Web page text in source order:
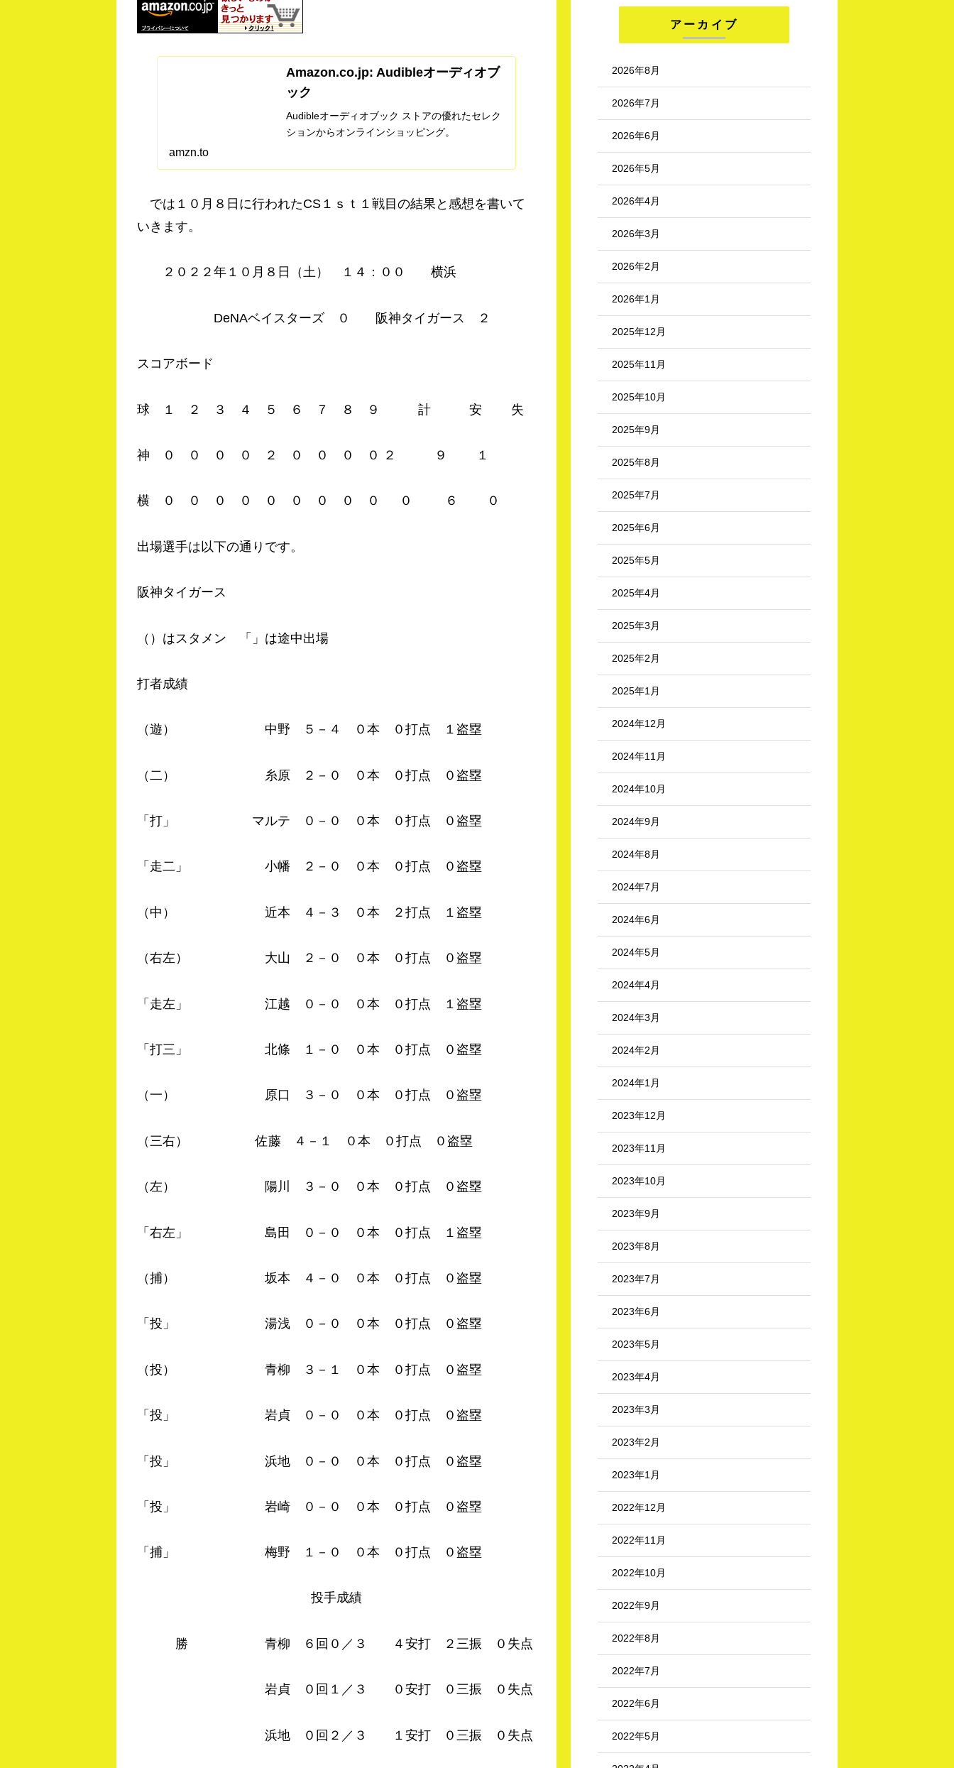
Amazon.co.jp: Audibleオーディオブ
ック
Audibleオーディオブック ストアの優れたセレク
ションからオンラインショッピング。
amzn.to
では１０月８日に行われたCS１ｓｔ１戦目の結果と感想を書いて
いきます。
２０２２年１０月８日（土） １４：００ 横浜
DeNAベイスターズ ０ 阪神タイガース ２
スコアボード
球 １ ２ ３ ４ ５ ６ ７ ８ ９ 計 安 失
神 ０ ０ ０ ０ ２ ０ ０ ０ ０ ２ ９ １
横 ０ ０ ０ ０ ０ ０ ０ ０ ０ ０ ６ ０
出場選手は以下の通りです。
阪神タイガース
（）はスタメン 「」は途中出場
打者成績
（遊） 中野 ５－４ ０本 ０打点 １盗塁
（二） 糸原 ２－０ ０本 ０打点 ０盗塁
「打」 マルテ ０－０ ０本 ０打点 ０盗塁
「走二」 小幡 ２－０ ０本 ０打点 ０盗塁
（中） 近本 ４－３ ０本 ２打点 １盗塁
（右左） 大山 ２－０ ０本 ０打点 ０盗塁
「走左」 江越 ０－０ ０本 ０打点 １盗塁
「打三」 北條 １－０ ０本 ０打点 ０盗塁
（一） 原口 ３－０ ０本 ０打点 ０盗塁
（三右） 佐藤 ４－１ ０本 ０打点 ０盗塁
（左） 陽川 ３－０ ０本 ０打点 ０盗塁
「右左」 島田 ０－０ ０本 ０打点 １盗塁
（捕） 坂本 ４－０ ０本 ０打点 ０盗塁
「投」 湯浅 ０－０ ０本 ０打点 ０盗塁
（投） 青柳 ３－１ ０本 ０打点 ０盗塁
「投」 岩貞 ０－０ ０本 ０打点 ０盗塁
「投」 浜地 ０－０ ０本 ０打点 ０盗塁
「投」 岩崎 ０－０ ０本 ０打点 ０盗塁
「捕」 梅野 １－０ ０本 ０打点 ０盗塁
投手成績
勝 青柳 ６回０／３ ４安打 ２三振 ０失点
岩貞 ０回１／３ ０安打 ０三振 ０失点
浜地 ０回２／３ １安打 ０三振 ０失点
アーカイブ
2026年8月
2026年7月
2026年6月
2026年5月
2026年4月
2026年3月
2026年2月
2026年1月
2025年12月
2025年11月
2025年10月
2025年9月
2025年8月
2025年7月
2025年6月
2025年5月
2025年4月
2025年3月
2025年2月
2025年1月
2024年12月
2024年11月
2024年10月
2024年9月
2024年8月
2024年7月
2024年6月
2024年5月
2024年4月
2024年3月
2024年2月
2024年1月
2023年12月
2023年11月
2023年10月
2023年9月
2023年8月
2023年7月
2023年6月
2023年5月
2023年4月
2023年3月
2023年2月
2023年1月
2022年12月
2022年11月
2022年10月
2022年9月
2022年8月
2022年7月
2022年6月
2022年5月